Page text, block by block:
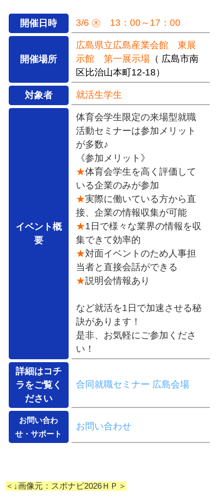
開催日時 3/6 ㊍ 13：00～17：00
開催場所
広島県立広島産業会館 東展
示館 第一展示場（ 広島市南
区比治山本町12-18）
対象者 就活生学生
イベント概
要
体育会学生限定の来場型就職
活動セミナーは参加メリット
が多数♪
《参加メリット》
★体育会学生を高く評価して
いる企業のみが参加
★実際に働いている方から直
接、企業の情報収集が可能
★1日で様々な業界の情報を収
集できて効率的
★対面イベントのため人事担
当者と直接会話ができる
★説明会情報あり
など就活を1日で加速させる秘
訣があります！
是非、お気軽にご参加くださ
い！
詳細はコチ
ラをご覧く
ださい
合同就職セミナー 広島会場
お問い合わ
せ・サポート
お問い合わせ
＜↓画像元：スポナビ2026ＨＰ＞